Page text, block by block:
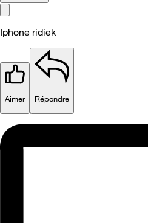
Iphone ridiek
Aimer Répondre